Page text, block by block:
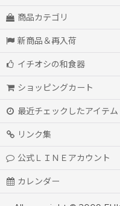
商品カテゴリ
新商品＆再入荷
イチオシの和食器
ショッピングカート
最近チェックしたアイテム
リンク集
公式ＬＩＮＥアカウント
カレンダー